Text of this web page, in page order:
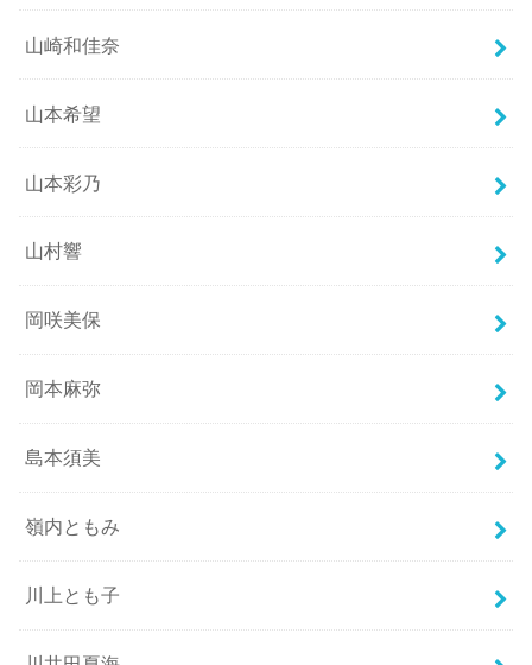
山崎和佳奈
山本希望
山本彩乃
山村響
岡咲美保
岡本麻弥
島本須美
嶺内ともみ
川上とも子